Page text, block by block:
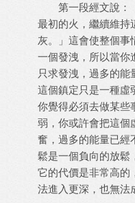
第一段經文說：「
最初的火，繼續維持
灰。」這會使整個事
一個發洩，所以當你
只求發洩，過多的能
這個鎮定只是一種虛
你覺得必須去做某些
弱，你或許會把這個
奮，過多的能量已經
鬆是一個負向的放鬆
它的代價是非常高的
法進入更深，也無法